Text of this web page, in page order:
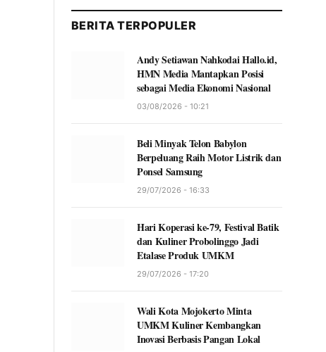
BERITA TERPOPULER
Andy Setiawan Nahkodai Hallo.id,
HMN Media Mantapkan Posisi
sebagai Media Ekonomi Nasional
03/08/2026 - 10:21
Beli Minyak Telon Babylon
Berpeluang Raih Motor Listrik dan
Ponsel Samsung
29/07/2026 - 16:33
Hari Koperasi ke-79, Festival Batik
dan Kuliner Probolinggo Jadi
Etalase Produk UMKM
29/07/2026 - 17:20
Wali Kota Mojokerto Minta
UMKM Kuliner Kembangkan
Inovasi Berbasis Pangan Lokal